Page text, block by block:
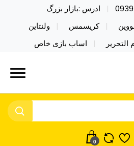
ادرس :بازار بزرگ
کریسمس
ولنتاین
التحریر اساب بازی خاص
عمده لوازم هالووین
کریسمس اکسسوری
اسباب بازی تراول ماگ نایکر
ولن تاین کادویی
در واردات مستقیم
0